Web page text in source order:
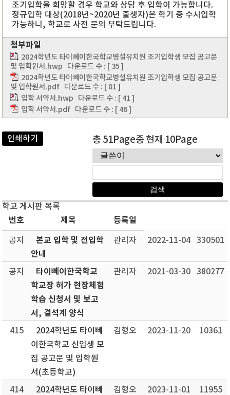
조기입학을 희망할 경우 학교와 상담 후 입학이 가능합니다.
정규입학 대상(2018년~2020년 출생자)은 학기 중 수시입학
가능하니, 학교로 사전 문의 부탁드립니다.
첨부파일
2024학년도 타이뻬이한국학교병설유치원 조기입학생 모집 공고문
및 입학원서.hwp 다운로드 수 : [ 35 ]
2024학년도 타이뻬이한국학교병설유치원 조기입학생 모집 공고문
및 입학원서.pdf 다운로드 수 : [ 81 ]
입학 서약서.hwp 다운로드 수 : [ 41 ]
입학 서약서.pdf 다운로드 수 : [ 46 ]
인쇄하기 총 51Page중 현재 10Page
학교 게시판 목록
번호 제목 등록일
공지
본교 입학 및 전입학
안내
관리자 2022-11-04 330501
공지
타이뻬이한국학교
학교장 허가 현장체험
학습 신청서 및 보고
서, 결석계 양식
관리자 2021-03-30 380277
415
2024학년도 타이뻬
이한국학교 신입생 모
집 공고문 및 입학원
서(초등학교)
김형오 2023-11-20 10361
414
2024학년도 타이뻬
김형오 2023-11-01 11955